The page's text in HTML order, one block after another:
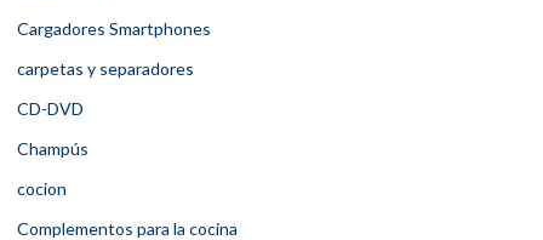
Cargadores Smartphones
carpetas y separadores
CD-DVD
Champús
cocion
Complementos para la cocina